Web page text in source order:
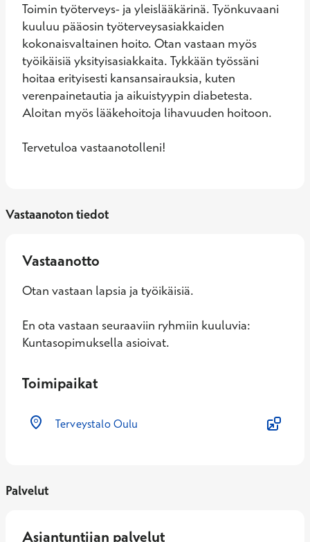
Toimin työterveys- ja yleislääkärinä. Työnkuvaani
kuuluu pääosin työterveysasiakkaiden
kokonaisvaltainen hoito. Otan vastaan myös
työikäisiä yksityisasiakkaita. Tykkään työssäni
hoitaa erityisesti kansansairauksia, kuten
verenpainetautia ja aikuistyypin diabetesta.
Aloitan myös lääkehoitoja lihavuuden hoitoon.
Tervetuloa vastaanotolleni!
Vastaanoton tiedot
Vastaanotto
Otan vastaan lapsia ja työikäisiä.
En ota vastaan seuraaviin ryhmiin kuuluvia:
Kuntasopimuksella asioivat.
Toimipaikat
Terveystalo Oulu
Palvelut
Asiantuntijan palvelut